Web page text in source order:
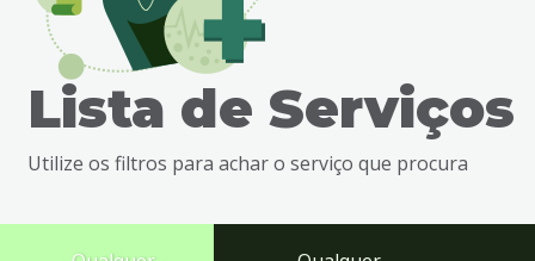
busca
Ir
Lista de Serviços
Utilize os filtros para achar o serviço que procura